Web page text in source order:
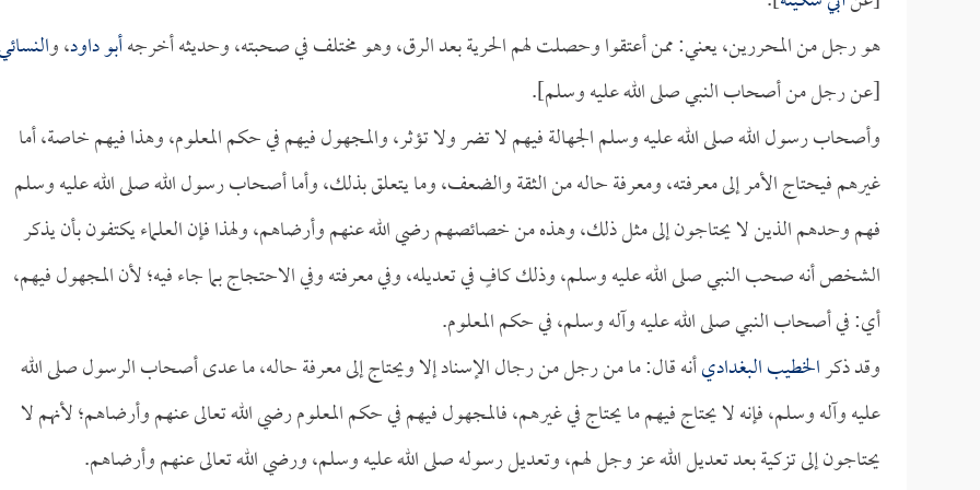
هو رجل من المحررين، يعني: ممن أعتقوا وحصلت لهم الحرية بعد الرق، وهو مختلف في صحبته، وحديثه أخرجهأبو داود، و
[عن رجل من أصحاب النبي صلى الله عليه وسلم].
وأصحاب رسول الله صلى الله عليه وسلم الجهالة فيهم لا تضر ولا تؤثر، والمجهول فيهم في حكم المعلوم، وهذا فيهم خاصة، أما
غيرهم فيحتاج الأمر إلى معرفته، ومعرفة حاله من الثقة والضعف، وما يتعلق بذلك، وأما أصحاب رسول الله صلى الله عليه وسلم
فهم وحدهم الذين لا يحتاجون إلى مثل ذلك، وهذه من خصائصهم رضي الله عنهم وأرضاهم، ولهذا فإن العلماء يكتفون بأن يذكر
الشخص أنه صحب النبي صلى الله عليه وسلم، وذلك كافٍ في تعديله، وفي معرفته وفي الاحتجاج بما جاء فيه؛ لأن المجهول فيهم،
أي: في أصحاب النبي صلى الله عليه وآله وسلم، في حكم المعلوم.
وقد ذكرالخطيب البغداديأنه قال: ما من رجل من رجال الإسناد إلا ويحتاج إلى معرفة حاله، ما عدى أصحاب الرسول صلى الله
عليه وآله وسلم، فإنه لا يحتاج فيهم ما يحتاج في غيرهم، فالمجهول فيهم في حكم المعلوم رضي الله تعالى عنهم وأرضاهم؛ لأنهم لا
يحتاجون إلى تزكية بعد تعديل الله عز وجل لهم، وتعديل رسوله صلى الله عليه وسلم، ورضي الله تعالى عنهم وأرضاهم.